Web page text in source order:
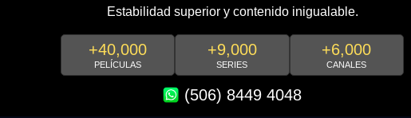
Estabilidad superior y contenido inigualable.
+40,000
PELÍCULAS
+9,000
SERIES
+6,000
CANALES
(506) 8449 4048